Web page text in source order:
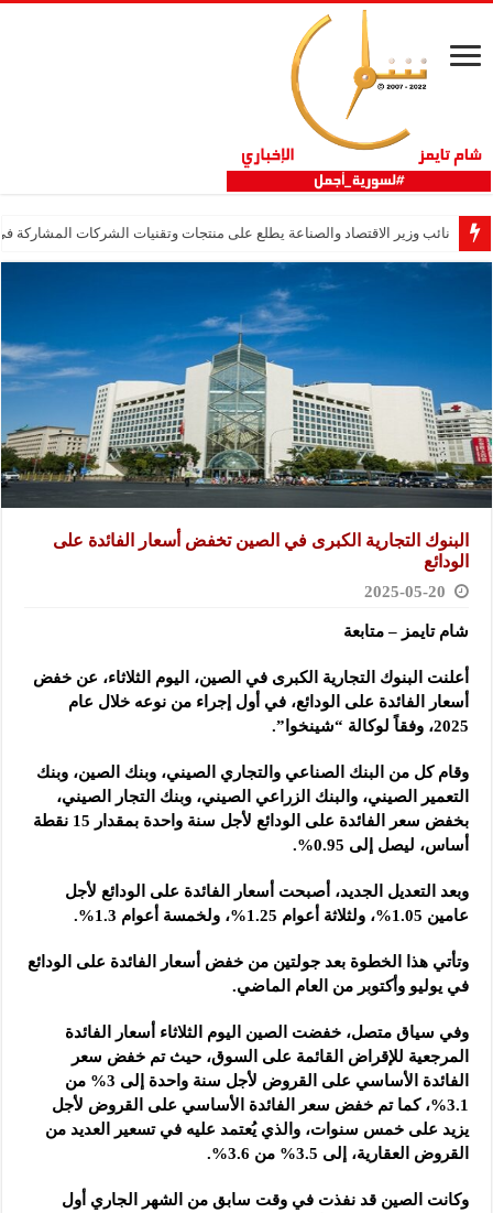
نائب وزير الاقتصاد والصناعة يطلع على منتجات وتقنيات الشركات المشاركة في
البنوك التجارية الكبرى في الصين تخفض أسعار الفائدة على
الودائع
2025-05-20
شام تايمز – متابعة
أعلنت البنوك التجارية الكبرى في الصين، اليوم الثلاثاء، عن خفض
أسعار الفائدة على الودائع، في أول إجراء من نوعه خلال عام
2025، وفقاً لوكالة “شينخوا”.
وقام كل من البنك الصناعي والتجاري الصيني، وبنك الصين، وبنك
التعمير الصيني، والبنك الزراعي الصيني، وبنك التجار الصيني،
بخفض سعر الفائدة على الودائع لأجل سنة واحدة بمقدار 15 نقطة
أساس، ليصل إلى 0.95%.
وبعد التعديل الجديد، أصبحت أسعار الفائدة على الودائع لأجل
عامين 1.05%، ولثلاثة أعوام 1.25%، ولخمسة أعوام 1.3%.
وتأتي هذا الخطوة بعد جولتين من خفض أسعار الفائدة على الودائع
في يوليو وأكتوبر من العام الماضي.
وفي سياق متصل، خفضت الصين اليوم الثلاثاء أسعار الفائدة
المرجعية للإقراض القائمة على السوق، حيث تم خفض سعر
الفائدة الأساسي على القروض لأجل سنة واحدة إلى 3% من
3.1%، كما تم خفض سعر الفائدة الأساسي على القروض لأجل
يزيد على خمس سنوات، والذي يُعتمد عليه في تسعير العديد من
القروض العقارية، إلى 3.5% من 3.6%.
وكانت الصين قد نفذت في وقت سابق من الشهر الجاري أول